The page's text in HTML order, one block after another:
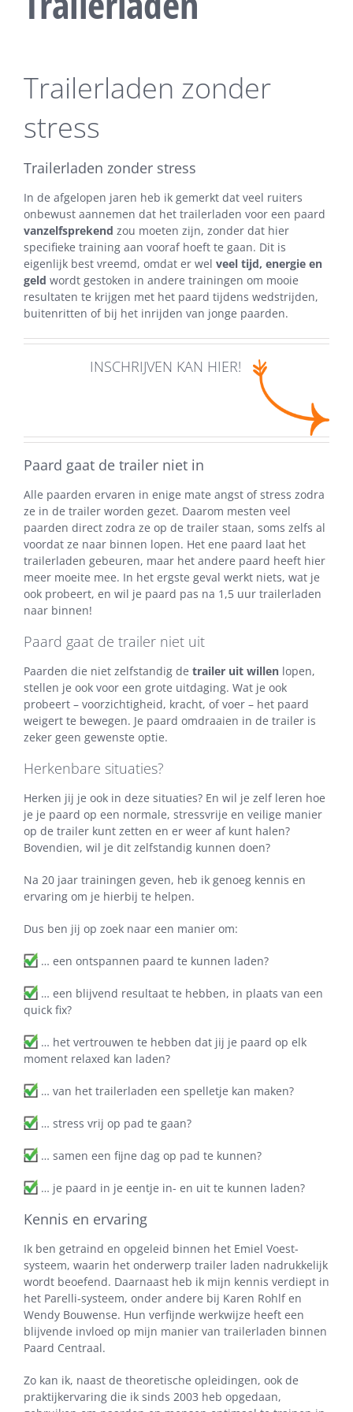
Trailerladen zonder
stress
Trailerladen zonder stress
In de afgelopen jaren heb ik gemerkt dat veel ruiters
onbewust aannemen dat het trailerladen voor een paard
vanzelfsprekend zou moeten zijn, zonder dat hier
specifieke training aan vooraf hoeft te gaan. Dit is
eigenlijk best vreemd, omdat er wel veel tijd, energie en
geld wordt gestoken in andere trainingen om mooie
resultaten te krijgen met het paard tijdens wedstrijden,
buitenritten of bij het inrijden van jonge paarden.
INSCHRIJVEN KAN HIER!
Paard gaat de trailer niet in
Alle paarden ervaren in enige mate angst of stress zodra
ze in de trailer worden gezet. Daarom mesten veel
paarden direct zodra ze op de trailer staan, soms zelfs al
voordat ze naar binnen lopen. Het ene paard laat het
trailerladen gebeuren, maar het andere paard heeft hier
meer moeite mee. In het ergste geval werkt niets, wat je
ook probeert, en wil je paard pas na 1,5 uur trailerladen
naar binnen!
Paard gaat de trailer niet uit
Paarden die niet zelfstandig de trailer uit willen lopen,
stellen je ook voor een grote uitdaging. Wat je ook
probeert – voorzichtigheid, kracht, of voer – het paard
weigert te bewegen. Je paard omdraaien in de trailer is
zeker geen gewenste optie.
Herkenbare situaties?
Herken jij je ook in deze situaties? En wil je zelf leren hoe
je je paard op een normale, stressvrije en veilige manier
op de trailer kunt zetten en er weer af kunt halen?
Bovendien, wil je dit zelfstandig kunnen doen?
Na 20 jaar trainingen geven, heb ik genoeg kennis en
ervaring om je hierbij te helpen.
Dus ben jij op zoek naar een manier om:
… een ontspannen paard te kunnen laden?
… een blijvend resultaat te hebben, in plaats van een
quick fix?
… het vertrouwen te hebben dat jij je paard op elk
moment relaxed kan laden?
… van het trailerladen een spelletje kan maken?
… stress vrij op pad te gaan?
… samen een fijne dag op pad te kunnen?
… je paard in je eentje in- en uit te kunnen laden?
Kennis en ervaring
Ik ben getraind en opgeleid binnen het Emiel Voest-
systeem, waarin het onderwerp trailer laden nadrukkelijk
wordt beoefend. Daarnaast heb ik mijn kennis verdiept in
het Parelli-systeem, onder andere bij Karen Rohlf en
Wendy Bouwense. Hun verfijnde werkwijze heeft een
blijvende invloed op mijn manier van trailerladen binnen
Paard Centraal.
Zo kan ik, naast de theoretische opleidingen, ook de
praktijkervaring die ik sinds 2003 heb opgedaan,